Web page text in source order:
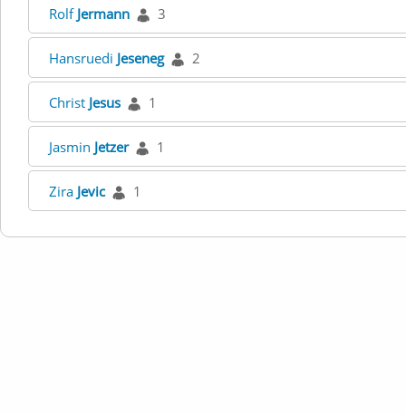
Rolf Jermann 3
Hansruedi Jeseneg 2
Christ Jesus 1
Jasmin Jetzer 1
Zira Jevic 1